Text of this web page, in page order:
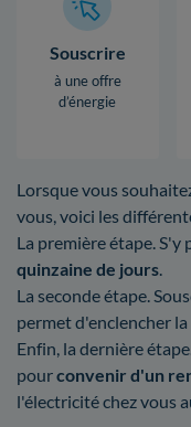
Souscrire
à une offre
d’énergie
Lorsque vous
vous, voici les
La première étape. S'y
quinzaine de jours.
La seconde étape.
permet d'enclencher la
Enfin, la dernière
pourconvenir d'un
l'électricité chez vous